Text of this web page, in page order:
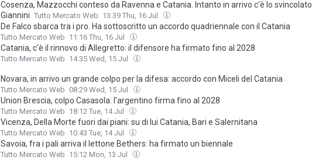
Cosenza, Mazzocchi conteso da Ravenna e Catania. Intanto in arrivo c'è lo svincolato
Giannini Tutto Mercato Web 13:39 Thu, 16 Jul
De Falco sbarca tra i pro. Ha sottoscritto un accordo quadriennale con il Catania
Tutto Mercato Web 11:16 Thu, 16 Jul
Catania, c'è il rinnovo di Allegretto: il difensore ha firmato fino al 2028
Tutto Mercato Web 14:35 Wed, 15 Jul
Novara, in arrivo un grande colpo per la difesa: accordo con Miceli del Catania
Tutto Mercato Web 08:29 Wed, 15 Jul
Union Brescia, colpo Casasola: l'argentino firma fino al 2028
Tutto Mercato Web 18:12 Tue, 14 Jul
Vicenza, Della Morte fuori dai piani: su di lui Catania, Bari e Salernitana
Tutto Mercato Web 10:43 Tue, 14 Jul
Savoia, fra i pali arriva il lettone Bethers: ha firmato un biennale
Tutto Mercato Web 15:12 Mon, 13 Jul